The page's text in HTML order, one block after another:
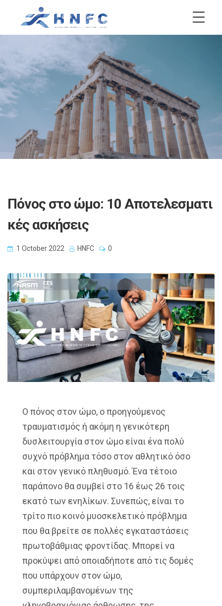
Πόνος στο ώμο: 10 Αποτελεσματι
κές ασκήσεις
1 October 2022 HNFC 0
Ο πόνος στον ώμο, ο προηγούμενος
τραυματισμός ή ακόμη η γενικότερη
δυσλειτουργία στον ώμο είναι ένα πολύ
συχνό πρόβλημα τόσο στον αθλητικό όσο
και στον γενικό πληθυσμό. Ένα τέτοιο
παράπονο θα συμβεί στο 16 έως 26 τοις
εκατό των ενηλίκων. Συνεπώς, είναι το
τρίτο πιο κοινό μυοσκελετικό πρόβλημα
που θα βρείτε σε πολλές εγκαταστάσεις
πρωτοβάθμιας φροντίδας. Μπορεί να
προκύψει από οποιαδήποτε από τις δομές
που υπάρχουν στον ώμο,
συμπεριλαμβανομένων της